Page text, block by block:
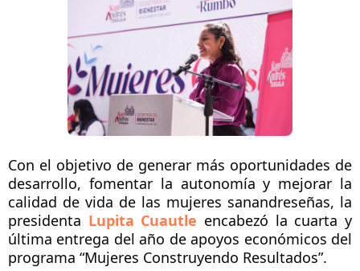
Con el objetivo de generar más oportunidades de
desarrollo, fomentar la autonomía y mejorar la
calidad de vida de las mujeres sanandreseñas, la
presidenta Lupita Cuautle encabezó la cuarta y
última entrega del año de apoyos económicos del
programa “Mujeres Construyendo Resultados”.